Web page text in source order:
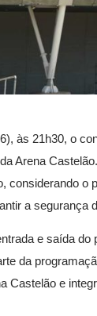
às 21h30, o
Arena
considerando
a segurança
e saída
da
Castelão e